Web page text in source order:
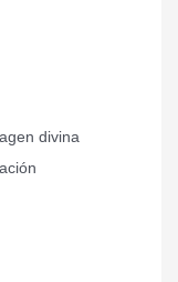
divina